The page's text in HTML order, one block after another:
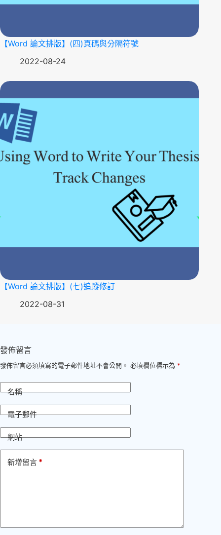
【Word 論文排版】(四)頁碼與分隔符號
2022-08-24
【Word 論文排版】(七)追蹤修訂
2022-08-31
發佈留言
發佈留言必須填寫的電子郵件地址不會公開。 必填欄位標示為 *
名稱
電子郵件
網站
新增留言 *